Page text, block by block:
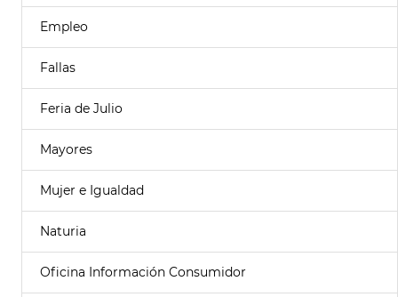
Empleo
Fallas
Feria de Julio
Mayores
Mujer e Igualdad
Naturia
Oficina Información Consumidor